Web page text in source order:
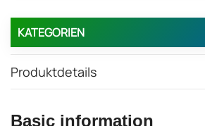
KATEGORIEN
Produktdetails
Basic information